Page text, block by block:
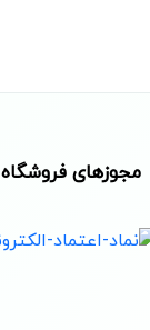
مجوزهای فروشگاه